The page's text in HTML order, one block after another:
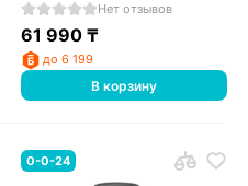
Нет отзывов
61 990 ₸
до 6 199
В корзину
0-0-24